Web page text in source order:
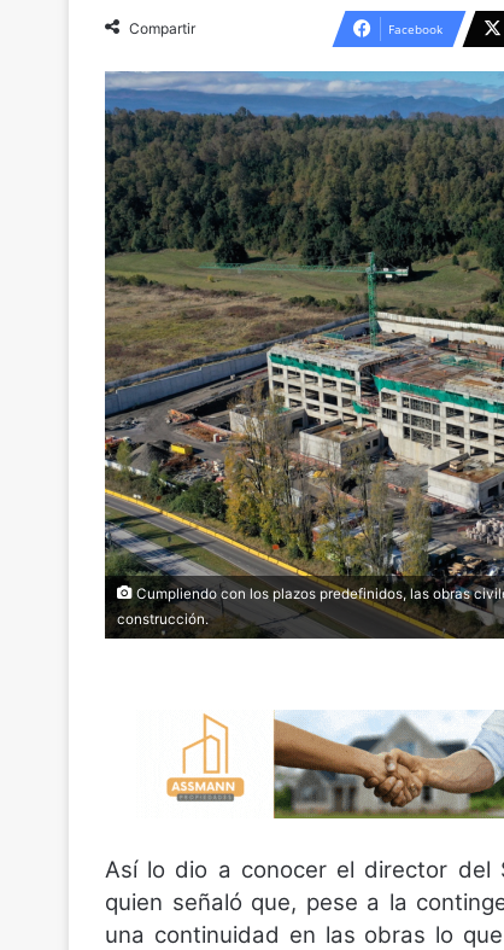
Compartir Facebook
Cumpliendo con los plazos predefinidos, las obras
construcción.
Así lo dio a conocer el director del
quien señaló que, pese a la
una continuidad en las obras lo